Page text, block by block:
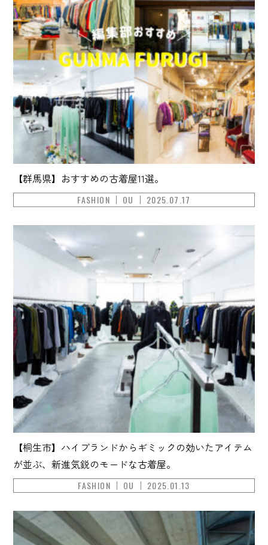
【群馬県】おすすめの古着屋11選。
FASHION OU 2025.07.17
【桐生市】ハイブランドからギミックの効いたアイテム
が並ぶ、新進気鋭のモードな古着屋。
FASHION OU 2025.01.13